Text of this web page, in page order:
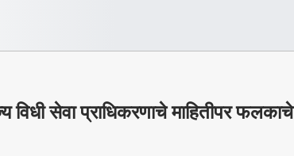
विधी सेवा प्राधिकरणाचे माहितीपर फलकाचे